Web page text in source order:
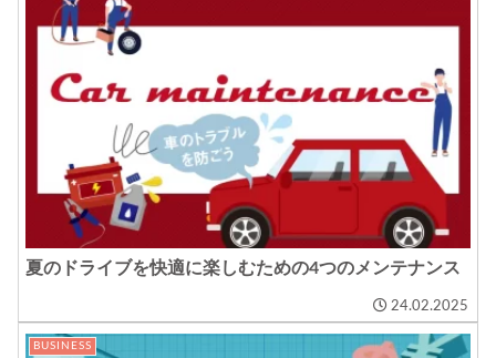
夏のドライブを快適に楽しむための4つのメンテナンス
24.02.2025
BUSINESS